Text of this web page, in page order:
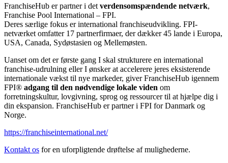
FranchiseHub er partner i det verdensomspændende netværk,
Franchise Pool International – FPI.
Deres særlige fokus er international franchiseudvikling. FPI-
netværket omfatter 17 partnerfirmaer, der dækker 45 lande i Europa,
USA, Canada, Sydøstasien og Mellemøsten.
Uanset om det er første gang I skal strukturere en international
franchise-udrulning eller I ønsker at accelerere jeres eksisterende
internationale vækst til nye markeder, giver FranchiseHub igennem
FPI® adgang til den nødvendige lokale viden om
forretningskultur, lovgivning, sprog og ressourcer til at hjælpe dig i
din ekspansion. FranchiseHub er partner i FPI for Danmark og
Norge.
https://franchiseinternational.net/
Kontakt os for en uforpligtende drøftelse af mulighederne.